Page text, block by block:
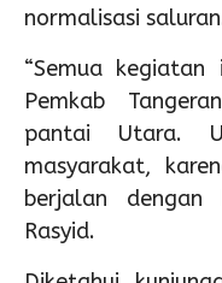
normalisasi
“Semua
Pemkab
pantai Utara.
masyarakat,
berjalan dengan
Rasyid.